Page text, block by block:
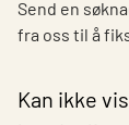
Send en
fra oss til å
Kan ikke